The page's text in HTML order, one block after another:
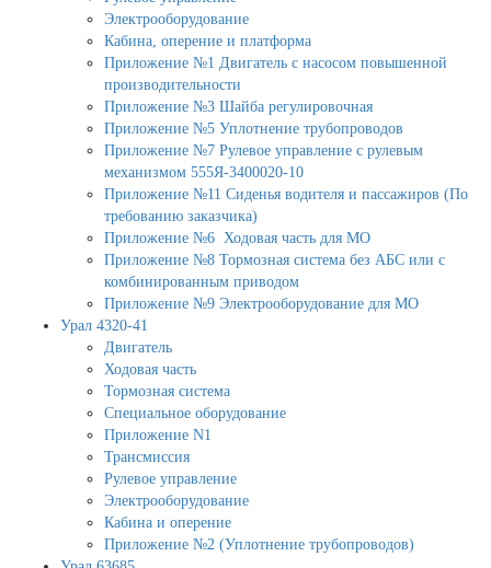
Электрооборудование
Кабина, оперение и платформа
Приложение №1 Двигатель с насосом повышенной
производительности
Приложение №3 Шайба регулировочная
Приложение №5 Уплотнение трубопроводов
Приложение №7 Рулевое управление с рулевым
механизмом 555Я-3400020-10
Приложение №11 Сиденья водителя и пассажиров (По
требованию заказчика)
Приложение №6 Ходовая часть для МО
Приложение №8 Тормозная система без АБС или с
комбинированным приводом
Приложение №9 Электрооборудование для МО
Урал 4320-41
Двигатель
Ходовая часть
Тормозная система
Специальное оборудование
Приложение N1
Трансмиссия
Рулевое управление
Электрооборудование
Кабина и оперение
Приложение №2 (Уплотнение трубопроводов)